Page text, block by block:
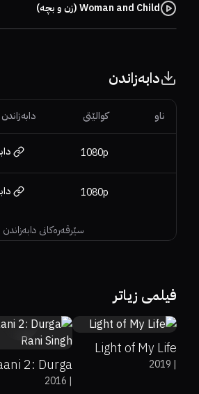
Woman and Child (زن و بچە)
دابەزاندن
سێرڤەرەکانی دابەزاندن
ناو کوالێتی دابەزاندن
1080p
1080p
فیلمی زیاتر
Light of My Life
|
2019
2: Durga
Rani Singh|
2016